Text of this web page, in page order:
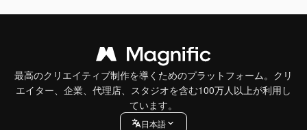
最高のクリエイティブ制作を導くためのプラットフォーム。クリ
エイター、企業、代理店、スタジオを含む100万人以上が利用し
ています。
日本語